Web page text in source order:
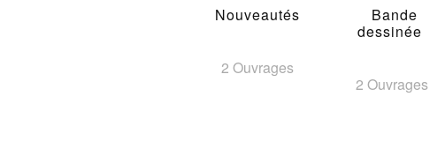
Nouveautés
2 Ouvrages
Bande
dessinée
2 Ouvrages